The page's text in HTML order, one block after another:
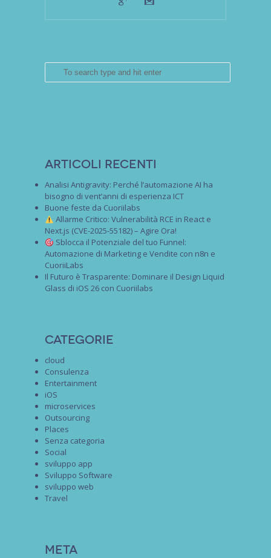
Articoli recenti
Analisi Antigravity: Perché l’automazione AI ha
bisogno di vent’anni di esperienza ICT
Buone feste da Cuoriilabs
Allarme Critico: Vulnerabilità RCE in React e
Next.js (CVE-2025-55182) – Agire Ora!
Sblocca il Potenziale del tuo Funnel:
Automazione di Marketing e Vendite con n8n e
CuoriiLabs
Il Futuro è Trasparente: Dominare il Design Liquid
Glass di iOS 26 con Cuoriilabs
Categorie
cloud
Consulenza
Entertainment
iOS
microservices
Outsourcing
Places
Senza categoria
Social
sviluppo app
Sviluppo Software
sviluppo web
Travel
Meta